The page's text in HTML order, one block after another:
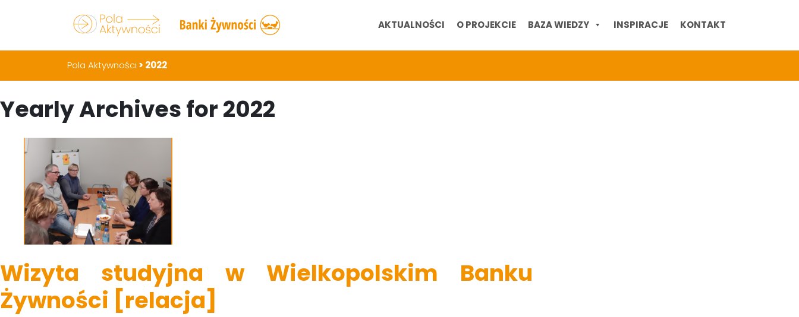
AKTUALNOŚCI O PROJEKCIE BAZA WIEDZY INSPIRACJE KONTAKT
Pola Aktywności > 2022
Yearly Archives for 2022
Wizyta studyjna w Wielkopolskim Banku
Żywności [relacja]